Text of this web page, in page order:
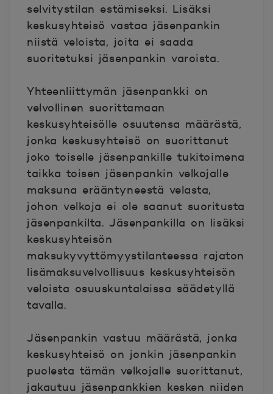
selvitystilan estämiseksi. Lisäksi
keskusyhteisö vastaa jäsenpankin
niistä veloista, joita ei saada
suoritetuksi jäsenpankin varoista.
Yhteenliittymän jäsenpankki on
velvollinen suorittamaan
keskusyhteisölle osuutensa määrästä,
jonka keskusyhteisö on suorittanut
joko toiselle jäsenpankille tukitoimena
taikka toisen jäsenpankin velkojalle
maksuna erääntyneestä velasta,
johon velkoja ei ole saanut suoritusta
jäsenpankilta. Jäsenpankilla on lisäksi
keskusyhteisön
maksukyvyttömyystilanteessa rajaton
lisämaksuvelvollisuus keskusyhteisön
veloista osuuskuntalaissa säädetyllä
tavalla.
Jäsenpankin vastuu määrästä, jonka
keskusyhteisö on jonkin jäsenpankin
puolesta tämän velkojalle suorittanut,
jakautuu jäsenpankkien kesken niiden